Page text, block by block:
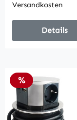
Versandkosten
Details
Rabatt
%